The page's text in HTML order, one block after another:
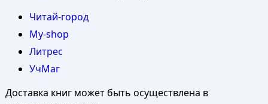
Читай-город
My-shop
Литрес
УчМаг
Доставка книг может быть осуществлена в